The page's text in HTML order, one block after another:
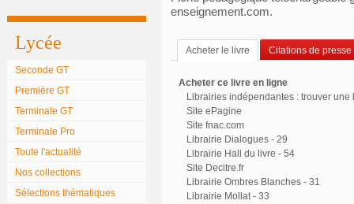
Lycée
Seconde GT
Première GT
Terminale GT
Terminale Pro
Toute l'actualité
Nos collections
Sélections thématiques
enseignement.com.
Acheter le livre Citations de presse
Acheter ce livre en ligne
Librairies indépendantes : trouver une
Site ePagine
Site fnac.com
Librairie Dialogues - 29
Librairie Hall du livre - 54
Site Decitre.fr
Librairie Ombres Blanches - 31
Librairie Mollat - 33